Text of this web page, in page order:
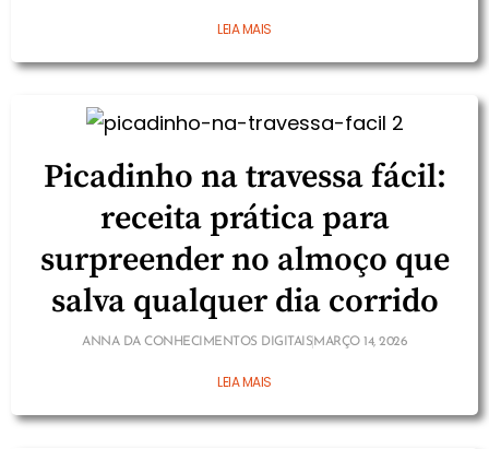
LEIA MAIS
Picadinho na travessa fácil:
receita prática para
surpreender no almoço que
salva qualquer dia corrido
ANNA DA CONHECIMENTOS DIGITAIS MARÇO 14, 2026
LEIA MAIS